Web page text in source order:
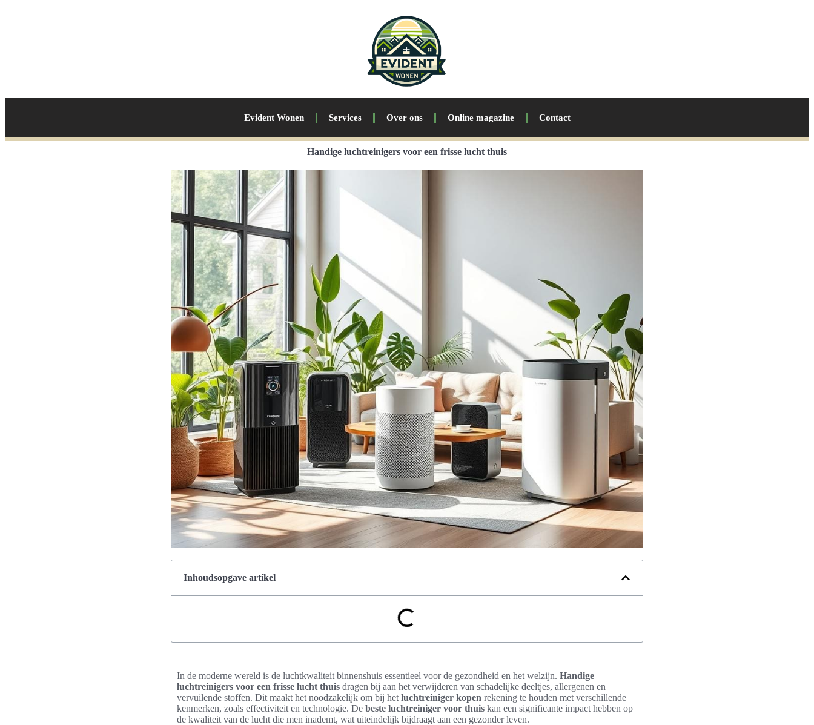
Evident Wonen Services Over ons Online magazine Contact
Handige luchtreinigers voor een frisse lucht thuis
Inhoudsopgave artikel
In de moderne wereld is de luchtkwaliteit binnenshuis essentieel voor de gezondheid en het welzijn. Handige
luchtreinigers voor een frisse lucht thuis dragen bij aan het verwijderen van schadelijke deeltjes, allergenen en
vervuilende stoffen. Dit maakt het noodzakelijk om bij het luchtreiniger kopen rekening te houden met verschillende
kenmerken, zoals effectiviteit en technologie. De beste luchtreiniger voor thuis kan een significante impact hebben op
de kwaliteit van de lucht die men inademt, wat uiteindelijk bijdraagt aan een gezonder leven.